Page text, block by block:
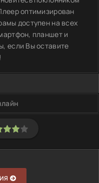
оптимизирован
доступен на всех
планшет и
если Вы оставите